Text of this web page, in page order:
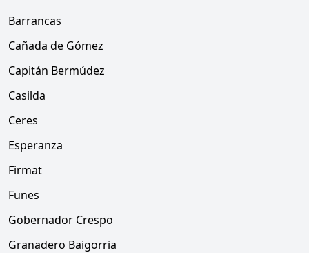
Barrancas
Cañada de Gómez
Capitán Bermúdez
Casilda
Ceres
Esperanza
Firmat
Funes
Gobernador Crespo
Granadero Baigorria